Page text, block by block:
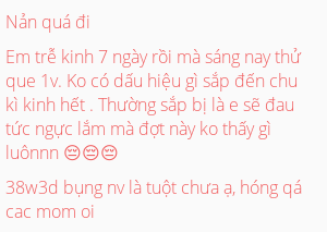
Nản quá đi
Em trễ kinh 7 ngày rồi mà sáng nay thử
que 1v. Ko có dấu hiệu gì sắp đến chu
kì kinh hết . Thường sắp bị là e sẽ đau
tức ngực lắm mà đợt này ko thấy gì
luônnn 😔😔😔
38w3d bụng nv là tuột chưa ạ, hóng qá
cac mom oi